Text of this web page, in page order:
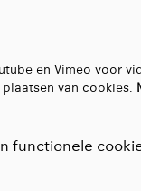
en Vimeo voor
van cookies.
functionele